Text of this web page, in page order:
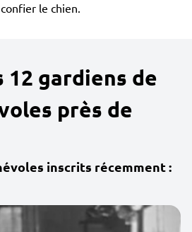
le chien.
12 gardiens de
près de
inscrits récemment :